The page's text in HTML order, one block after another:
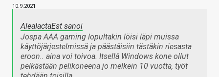
10.9.2021
AleaIactaEst sanoi
Jospa AAA gaming lopultakin löisi läpi muissa
käyttöjärjestelmissä ja päästäisiin tästäkin riesasta
eroon.. aina voi toivoa. Itsellä Windows kone ollut
pelkästään pelikoneena jo melkein 10 vuotta, työt